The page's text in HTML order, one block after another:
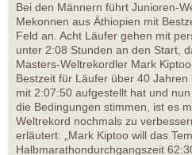
Bei den Männern führt Junioren-
Mekonnen aus Äthiopien mit
Feld an. Acht Läufer gehen mit
unter 2:08 Stunden an den Start,
Masters-Weltrekordler Mark
Bestzeit für Läufer über 40
mit 2:07:50 aufgestellt hat und
die Bedingungen stimmen, ist es
Weltrekord nochmals zu
erläutert: „Mark Kiptoo will das
Halbmarathondurchgangszeit